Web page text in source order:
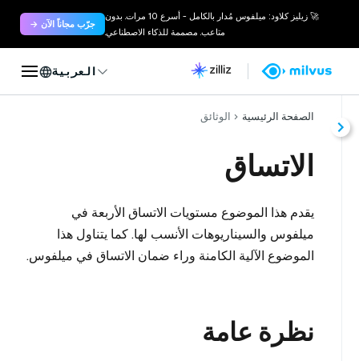
🚀 زيليز كلاود: ميلفوس مُدار بالكامل - أسرع 10 مرات. بدون
متاعب. مصممة للذكاء الاصطناعي.
جرّب مجاناً الآن →
العربية
الصفحة الرئيسية الوثائق
الاتساق
يقدم هذا الموضوع مستويات الاتساق الأربعة في
ميلفوس والسيناريوهات الأنسب لها. كما يتناول هذا
الموضوع الآلية الكامنة وراء ضمان الاتساق في ميلفوس.
نظرة عامة